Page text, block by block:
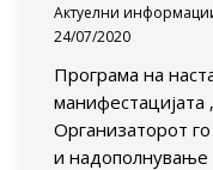
Актуелни
24/07/2020
Програма на
манифестацијата
Организаторот
и надополнување